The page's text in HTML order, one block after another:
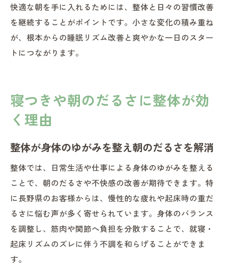
快適な朝を手に入れるためには、整体と日々の習慣改善
を継続することがポイントです。小さな変化の積み重ね
が、根本からの睡眠リズム改善と爽やかな一日のスター
トにつながります。
寝つきや朝のだるさに整体が効
く理由
整体が身体のゆがみを整え朝のだるさを解消
整体では、日常生活や仕事による身体のゆがみを整える
ことで、朝のだるさや不快感の改善が期待できます。特
に長野県のお客様からは、慢性的な疲れや起床時の重だ
るさに悩む声が多く寄せられています。身体のバランス
を調整し、筋肉や関節へ負担を分散することで、就寝・
起床リズムのズレに伴う不調を和らげることができま
す。